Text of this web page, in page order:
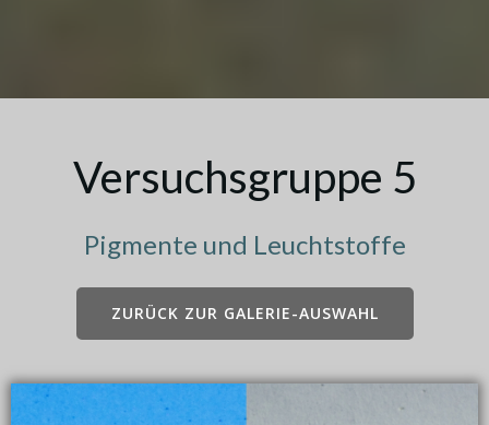
Versuchsgruppe 5
Pigmente und Leuchtstoffe
ZURÜCK ZUR GALERIE-AUSWAHL